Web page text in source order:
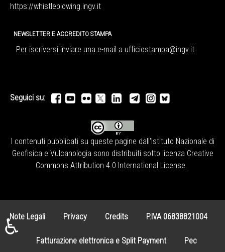
https://whistleblowing.ingv. it
NEWSLETTER E ACCREDITO STAMPA
Per iscriversi inviare una e-mail a ufficiostampa@ingv.it
Seguici su:
I contenuti pubblicati su queste pagine dall'Istituto Nazionale di
Geofisica e Vulcanologia sono distribuiti sotto licenza Creative
Commons Attribution 4.0 International License
Note Legali Privacy Credits P.IVA 06838821004
Fatturazione elettronica e Split Payment Pec